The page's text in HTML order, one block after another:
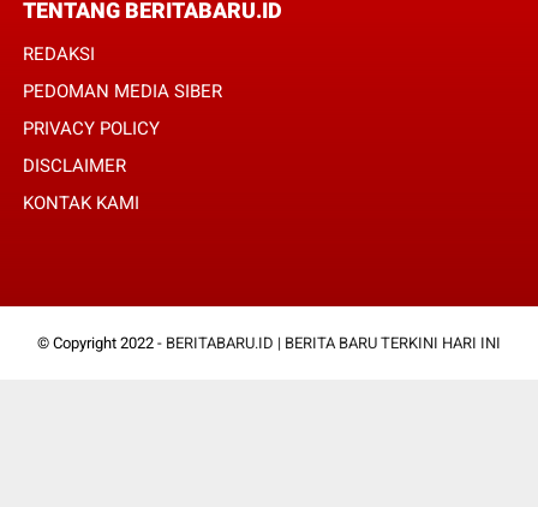
TENTANG BERITABARU.ID
REDAKSI
PEDOMAN MEDIA SIBER
PRIVACY POLICY
DISCLAIMER
KONTAK KAMI
© Copyright 2022 - BERITABARU.ID | BERITA BARU TERKINI HARI INI